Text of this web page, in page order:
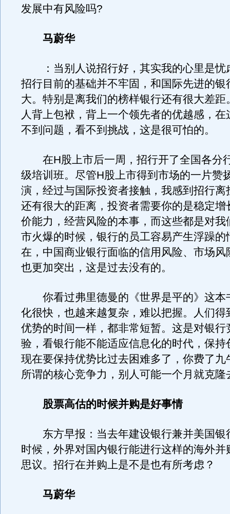
发展中有风险吗?
马蔚华
：当别人说招行好，其实我的心里是忧
招行目前的基础并不牢固，和国际先进的银
大。特别是离我们的榜样银行还有很大差距
人背上包袱，背上一个领先者的优越感，在
不到问题，看不到挑战，这是很可怕的。
在H股上市后一周，招行开了全国各分
级培训班。尽管H股上市得到市场的一片赞
演，经过与国际投资者接触，我感到招行离
还有很大的距离，投资者需要你的是稳定增
价能力，经营风险的本事，而这些都是对我
市火爆的时候，银行的员工容易产生浮躁的
在，中国商业银行面临的信用风险、市场风
也更加突出，这是过去没有的。
你看过弗里德曼的《世界是平的》这本
化很快，也越来越复杂，难以把握。人们得
优势的时间一样，都非常短暂。这是对银行
验，看银行能不能适应信息化的时代，保持
现在要保持优势比过去困难多了，你费了九
所谓的核心竞争力，别人可能一个月就克隆
股票高估的时候并购是好事情
东方早报：当去年建设银行兼并美国银
时候，外界对国内银行能进行这样的海外并
思议。招行在并购上是不是也有所考虑？
马蔚华